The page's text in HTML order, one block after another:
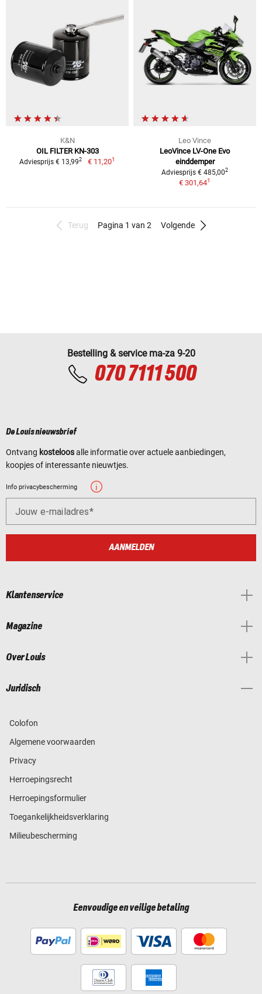
K&N
OIL FILTER KN-303
Adviesprijs € 13,992 € 11,201
Leo Vince
LeoVince LV-One Evo
einddemper
Adviesprijs € 485,002
€ 301,641
Terug Pagina 1 van 2 Volgende
Bestelling & service ma-za 9-20
070 7111 500
De Louis nieuwsbrief
Ontvang kosteloosalle informatie over actuele aanbiedingen,
koopjes of interessante nieuwtjes.
Info privacybescherming
Jouw e-mailadres
AANMELDEN
Klantenservice
Magazine
Over Louis
Juridisch
Colofon
Algemene voorwaarden
Privacy
Herroepingsrecht
Herroepingsformulier
Toegankelijkheidsverklaring
Milieubescherming
Eenvoudige en veilige betaling